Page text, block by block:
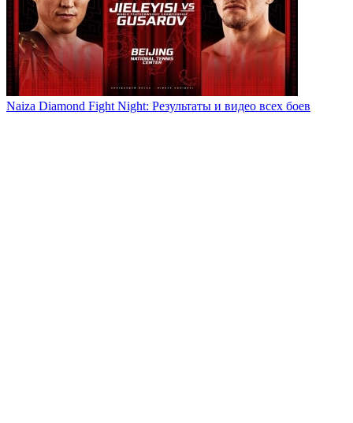
Naiza Diamond Fight Night: Результаты и видео всех боев